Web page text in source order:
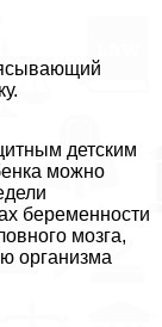
детским
можно
беременности
мозга,
организма